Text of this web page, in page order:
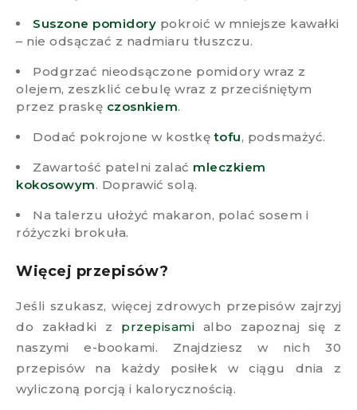
Suszone pomidory pokroić w mniejsze kawałki
– nie odsączać z nadmiaru tłuszczu.
Podgrzać nieodsączone pomidory wraz z
olejem, zeszklić cebulę wraz z przeciśniętym
przez praskę czosnkiem.
Dodać pokrojone w kostkętofu, podsmażyć.
Zawartość patelni zalać mleczkiem
kokosowym. Doprawić solą.
Na talerzu ułożyć makaron, polać sosem i
różyczki brokuła.
Więcej przepisów?
Jeśli szukasz, więcej zdrowych przepisów zajrzyj
do zakładki z przepisami albo zapoznaj się z
naszymi e-bookami. Znajdziesz w nich 30
przepisów na każdy posiłek w ciągu dnia z
wyliczoną porcją i kalorycznością.